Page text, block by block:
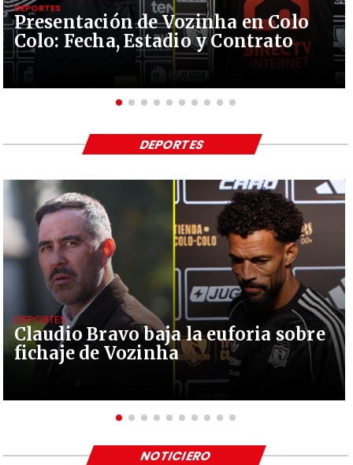
Presentación de Vozinha en Colo
Colo: Fecha, Estadio y Contrato
DEPORTES
Claudio Bravo baja la euforia sobre
fichaje de Vozinha
DEPORTES
DEPORTES
NOTICIERO